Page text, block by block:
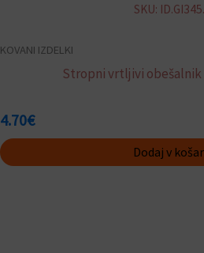
SKU:
KOVANI IZDELKI
Stropni vrtljivi obešalnik
4.70€
Dodaj v